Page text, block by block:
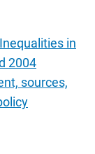
in
2004
sources,